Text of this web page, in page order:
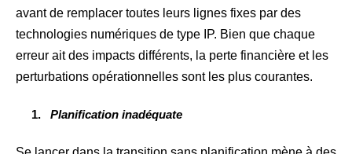
avant de remplacer toutes leurs lignes fixes par des
technologies numériques de type IP. Bien que chaque
erreur ait des impacts différents, la perte financière et les
perturbations opérationnelles sont les plus courantes.
Planification inadéquate